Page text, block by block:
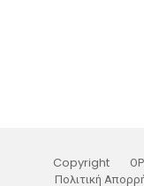
Copyright
Πολιτική